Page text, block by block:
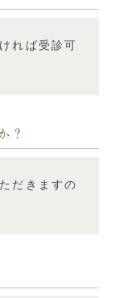
れば受診可
？
だきますの